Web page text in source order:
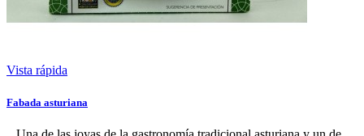
Vista rápida
Fabada asturiana